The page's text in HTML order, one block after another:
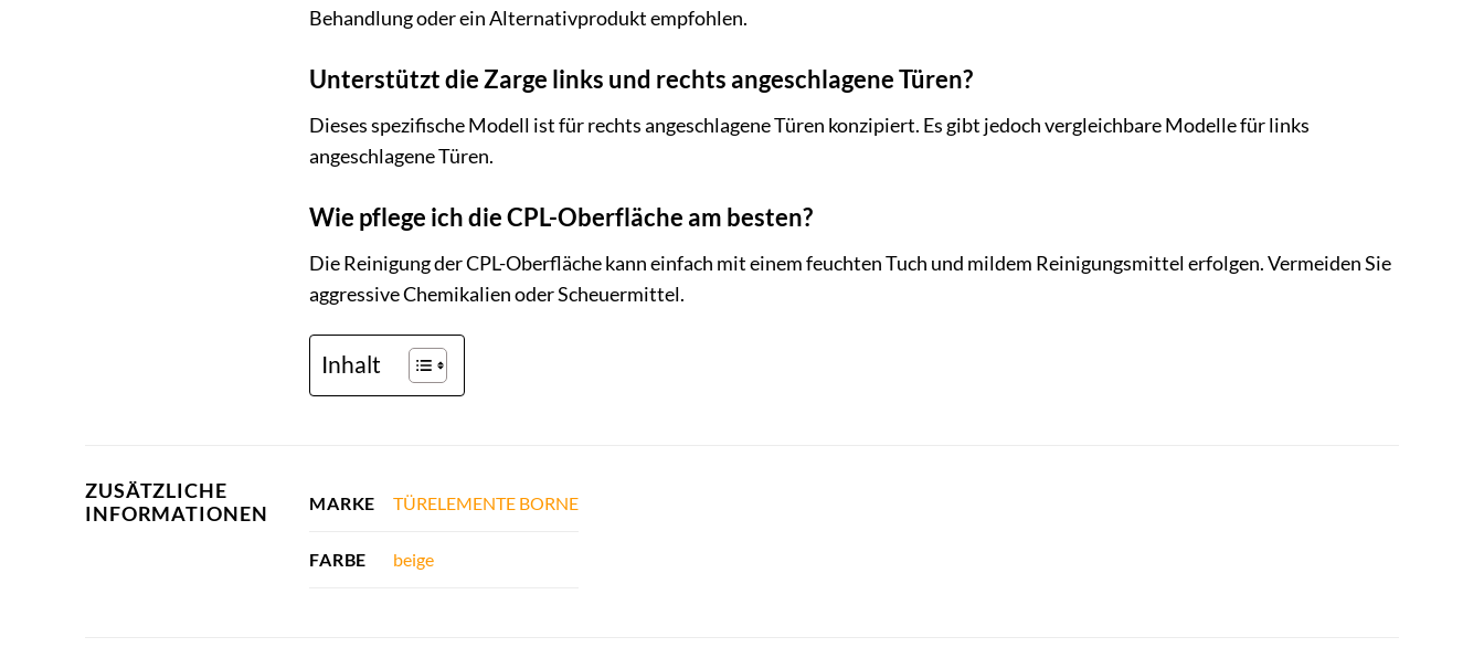
Behandlung oder ein Alternativprodukt empfohlen.
Unterstützt die Zarge links und rechts angeschlagene Türen?
Dieses spezifische Modell ist für rechts angeschlagene Türen konzipiert. Es gibt jedoch vergleichbare Modelle für links
angeschlagene Türen.
Wie pflege ich die CPL-Oberfläche am besten?
Die Reinigung der CPL-Oberfläche kann einfach mit einem feuchten Tuch und mildem Reinigungsmittel erfolgen. Vermeiden Sie
aggressive Chemikalien oder Scheuermittel.
Inhalt
ZUSÄTZLICHE
INFORMATIONEN
MARKE TÜRELEMENTE BORNE
FARBE beige